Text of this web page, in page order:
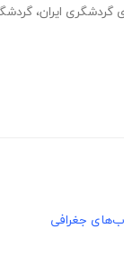
گردشگری ایران،
جغرافی